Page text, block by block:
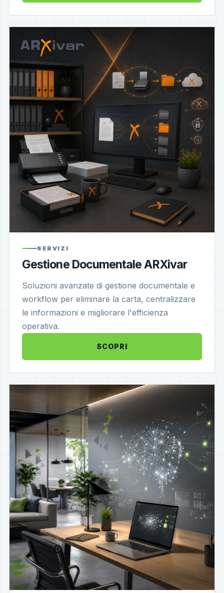
SERVIZI
Gestione Documentale ARXivar
Soluzioni avanzate di gestione documentale e
workflow per eliminare la carta, centralizzare
le informazioni e migliorare l'efficienza
operativa.
SCOPRI